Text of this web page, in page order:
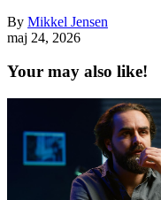
By Mikkel Jensen
maj 24, 2026
Your may also like!